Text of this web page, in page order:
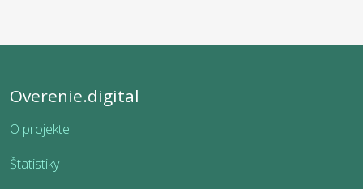
Overenie.digital
O projekte
Štatistiky